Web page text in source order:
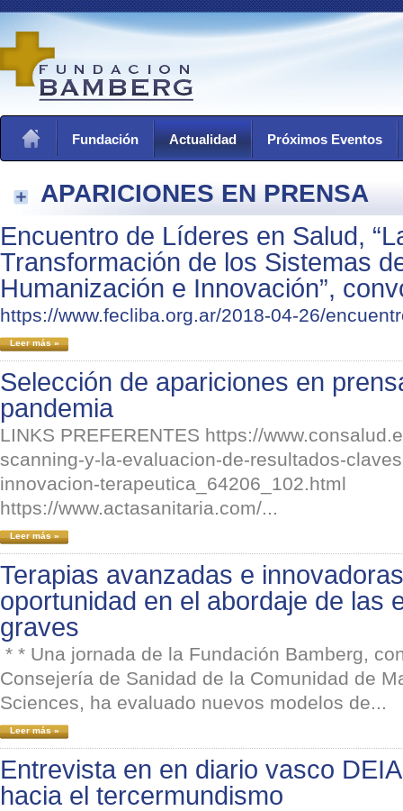
Fundación Actualidad Próximos Eventos
APARICIONES EN PRENSA
Encuentro de Líderes en Salud,
Transformación de los Sistemas
Humanización e Innovación”,
https://www.fecliba.org.ar/2018-04-26/
Leer más »
Selección de apariciones en
pandemia
LINKS PREFERENTES https://
scanning-y-la-evaluacion-de-resultados-
innovacion-terapeutica_64206_102.html
https://www.actasanitaria.com/...
Leer más »
Terapias avanzadas e
oportunidad en el abordaje de las
graves
* * Una jornada de la Fundación Bamberg,
Consejería de Sanidad de la Comunidad de
Sciences, ha evaluado nuevos modelos de...
Leer más »
Entrevista en en diario vasco
hacia el tercermundismo